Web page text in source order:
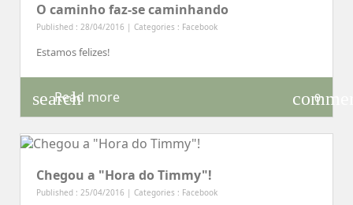
O caminho faz-se caminhando
Published : 28/04/2016 | Categories : Facebook
Estamos felizes!
search
Read more 0
Chegou a "Hora do Timmy"!
Published : 25/04/2016 | Categories : Facebook